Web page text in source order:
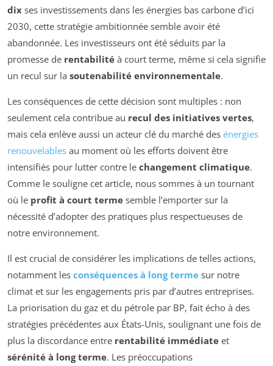
dix ses investissements dans les énergies bas carbone d’ici
2030, cette stratégie ambitionnée semble avoir été
abandonnée. Les investisseurs ont été séduits par la
promesse de rentabilité à court terme, même si cela signifie
un recul sur la soutenabilité environnementale.
Les conséquences de cette décision sont multiples : non
seulement cela contribue au recul des initiatives vertes,
mais cela enlève aussi un acteur clé du marché des énergies
renouvelables au moment où les efforts doivent être
intensifiés pour lutter contre le changement climatique.
Comme le souligne cet article, nous sommes à un tournant
où le profit à court terme semble l’emporter sur la
nécessité d’adopter des pratiques plus respectueuses de
notre environnement.
Il est crucial de considérer les implications de telles actions,
notamment les conséquences à long terme sur notre
climat et sur les engagements pris par d’autres entreprises.
La priorisation du gaz et du pétrole par BP, fait écho à des
stratégies précédentes aux États-Unis, soulignant une fois de
plus la discordance entre rentabilité immédiate et
sérénité à long terme. Les préoccupations